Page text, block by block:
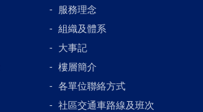
服務理念
組織及體系
大事記
樓層簡介
各單位聯絡方式
社區交通車路線及班次